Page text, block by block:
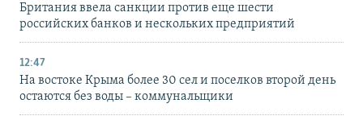
Британия ввела санкции против еще шести
российских банков и нескольких предприятий
12:47
На востоке Крыма более 30 сел и поселков второй день
остаются без воды – коммунальщики